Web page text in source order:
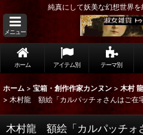
純真にして妖美な幻想世界
メニュー
ホーム アイテム別 テーマ別
ホーム > 宝箱・創作作家カンヌン > 木村 龍
> 木村龍 額絵「カルパッチォさんはご在
木村龍 額絵「カルパッチォ